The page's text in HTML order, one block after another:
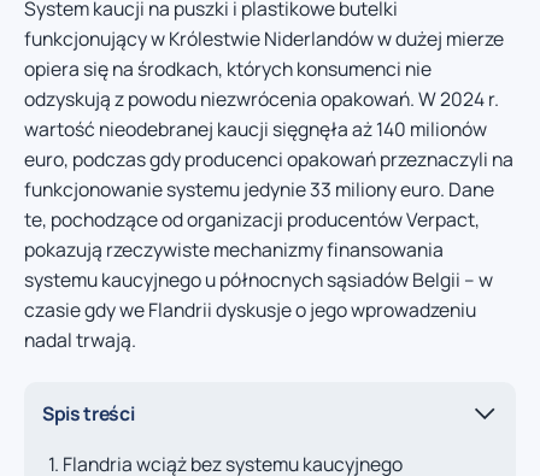
System kaucji na puszki i plastikowe butelki
funkcjonujący w Królestwie Niderlandów w dużej mierze
opiera się na środkach, których konsumenci nie
odzyskują z powodu niezwrócenia opakowań. W 2024 r.
wartość nieodebranej kaucji sięgnęła aż 140 milionów
euro, podczas gdy producenci opakowań przeznaczyli na
funkcjonowanie systemu jedynie 33 miliony euro. Dane
te, pochodzące od organizacji producentów Verpact,
pokazują rzeczywiste mechanizmy finansowania
systemu kaucyjnego u północnych sąsiadów Belgii – w
czasie gdy we Flandrii dyskusje o jego wprowadzeniu
nadal trwają.
Spis treści
Flandria wciąż bez systemu kaucyjnego